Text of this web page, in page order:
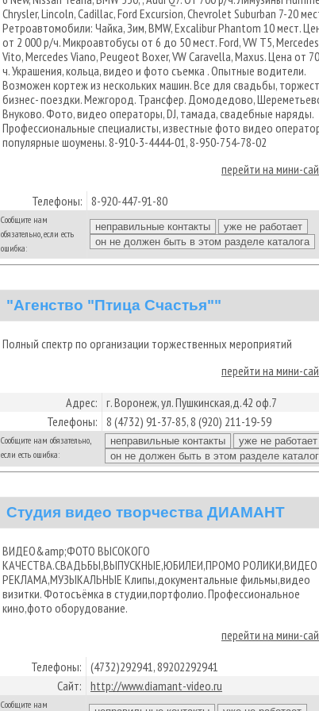
Chrysler, Lincoln, Cadillac, Ford Excursion, Chevrolet Suburban 7-20
Ретроавтомобили: Чайка, Зим, BMW, Excalibur Phantom 10 мест.
от 2 000 р/ч. Микроавтобусы от 6 до 50 мест. Ford, VW T5, Mercedes
Vito, Mercedes Viano, Peugeot Boxer, VW Caravella, Maxus. Цена от
ч. Украшения, кольца, видео и фото съемка . Опытные водители.
Возможен кортеж из нескольких машин. Все для свадьбы,
бизнес- поездки. Межгород. Трансфер. Домодедово,
Внуково. Фото, видео операторы, DJ, тамада, свадебные наряды.
Профессиональные специалисты, известные фото видео
популярные шоумены. 8-910-3-4444-01, 8-950-754-78-02
перейти на мини-
Телефоны: 8-920-447-91-80
Сообщите нам
обязательно, если есть
ошибка:
"Агенство "Птица Счастья""
Полный спектр по организации торжественных мероприятий
перейти на мини-
Адрес: г. Воронеж, ул. Пушкинская,д.42 оф.7
Телефоны: 8 (4732) 91-37-85, 8 (920) 211-19-59
Сообщите нам обязательно,
если есть ошибка:
Студия видео творчества ДИАМАНТ
ВИДЕО&amp;ФОТО ВЫСОКОГО
КАЧЕСТВА.СВАДЬБЫ,ВЫПУСКНЫЕ,ЮБИЛЕИ,ПРОМО РОЛИКИ,ВИДЕО
РЕКЛАМА,МУЗЫКАЛЬНЫЕ Клипы,документальные фильмы,видео
визитки. Фотосъёмка в студии,портфолио. Профессиональное
кино,фото оборудование.
перейти на мини-
Телефоны: (4732)292941, 89202292941
Сайт: http://www.diamant-video.ru
Сообщите нам